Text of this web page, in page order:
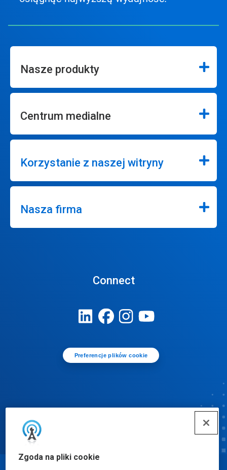
Zgoda na pliki cookie
Nasze produkty
Centrum medialne
Korzystanie z naszej witryny
Nasza firma
Connect
Preferencje plików cookie